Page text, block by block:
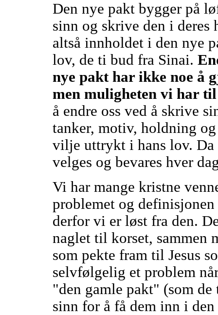
Den nye pakt bygger på
sinn og skrive den i deres
altså innholdet i den nye
lov, de ti bud fra Sinai.
nye pakt har ikke noe å
men muligheten vi har
å endre oss ved å skrive
tanker, motiv, holdning
vilje uttrykt i hans lov. Da
velges og bevares hver
Vi har mange kristne
problemet og
derfor vi er løst fra den.
naglet til korset, sammen
som pekte fram til Jesus
selvfølgelig et problem
"den gamle pakt" (som
sinn for å få dem inn i